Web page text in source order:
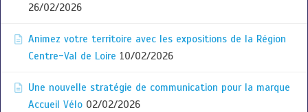
26/02/2026
Animez votre territoire avec les expositions de la Région
Centre-Val de Loire 10/02/2026
Une nouvelle stratégie de communication pour la marque
Accueil Vélo 02/02/2026